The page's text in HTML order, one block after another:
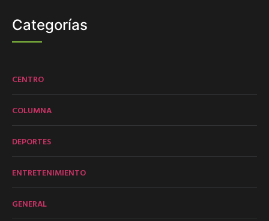
Categorías
CENTRO
COLUMNA
DEPORTES
ENTRETENIMIENTO
GENERAL